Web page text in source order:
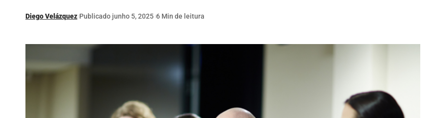
Diego Velázquez Publicado junho 5, 2025 6 Min de leitura